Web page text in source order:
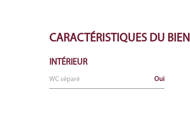
CARACTÉRISTIQUES DU BIEN
INTÉRIEUR
WC séparé Oui